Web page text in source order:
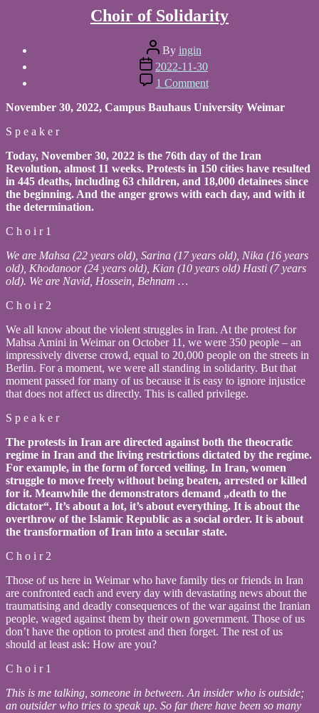
Choir of Solidarity
Post
author
By ingin
Post
date
2022-11-30
1 Commenton
Choir
of
Solidarity
November 30, 2022, Campus Bauhaus University Weimar
S p e a k e r
Today, November 30, 2022 is the 76th day of the Iran
Revolution, almost 11 weeks. Protests in 150 cities have resulted
in 445 deaths, including 63 children, and 18,000 detainees since
the beginning. And the anger grows with each day, and with it
the determination.
C h o i r 1
We are Mahsa (22 years old), Sarina (17 years old), Nika (16 years
old), Khodanoor (24 years old), Kian (10 years old) Hasti (7 years
old). We are Navid, Hossein, Behnam …
C h o i r 2
We all know about the violent struggles in Iran. At the protest for
Mahsa Amini in Weimar on October 11, we were 350 people – an
impressively diverse crowd, equal to 20,000 people on the streets in
Berlin. For a moment, we were all standing in solidarity. But that
moment passed for many of us because it is easy to ignore injustice
that does not affect us directly. This is called privilege.
S p e a k e r
The protests in Iran are directed against both the theocratic
regime in Iran and the living restrictions dictated by the regime.
For example, in the form of forced veiling. In Iran, women
struggle to move freely without being beaten, arrested or killed
for it. Meanwhile the demonstrators demand „death to the
dictator“. It’s about a lot, it’s about everything. It is about the
overthrow of the Islamic Republic as a social order. It is about
the transformation of Iran into a secular state.
C h o i r 2
Those of us here in Weimar who have family ties or friends in Iran
are confronted each and every day with devastating news about the
traumatising and deadly consequences of the war against the Iranian
people, waged against them by their own government. Those of us
don’t have the option to protest and then forget. The rest of us
should at least ask: How are you?
C h o i r 1
This is me talking, someone in between. An insider who is outside;
an outsider who tries to speak up. So far there have been so many